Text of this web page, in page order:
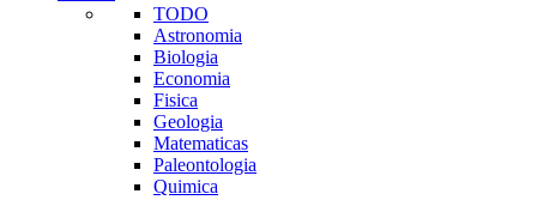
TODO
Astronomia
Biologia
Economia
Fisica
Geologia
Matematicas
Paleontologia
Quimica